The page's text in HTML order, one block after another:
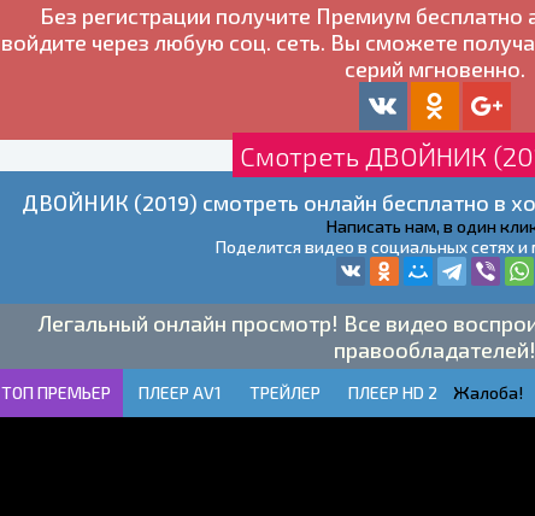
Без регистрации получите Премиум бесплатно
войдите через любую соц. сеть. Вы сможете
серий мгновенно.
Смотреть ДВОЙНИК
ДВОЙНИК (2019) смотреть онлайн бесплатно в
Написать нам, в один
Поделится видео в социальных сетях
Легальный онлайн просмотр! Все видео
правообладателей!
ТОП ПРЕМЬЕР ПЛЕЕР AV1 ТРЕЙЛЕР ПЛЕЕР HD 2 Жалоба!